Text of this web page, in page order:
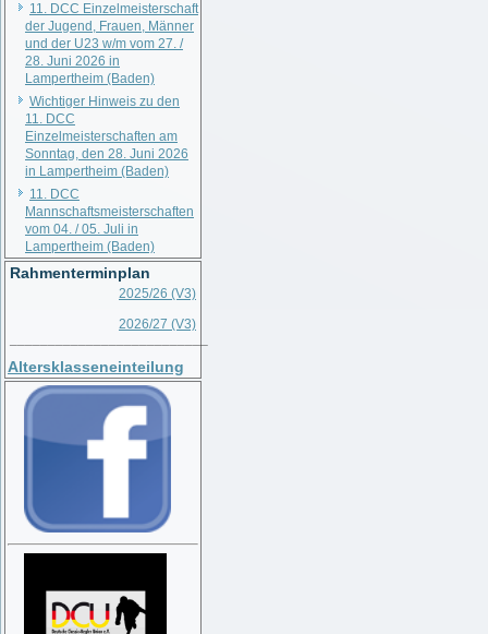
11. DCC Einzelmeisterschaft
der Jugend, Frauen, Männer
und der U23 w/m vom 27. /
28. Juni 2026 in
Lampertheim (Baden)
Wichtiger Hinweis zu den
11. DCC
Einzelmeisterschaften am
Sonntag, den 28. Juni 2026
in Lampertheim (Baden)
11. DCC
Mannschaftsmeisterschaften
vom 04. / 05. Juli in
Lampertheim (Baden)
Rahmenterminplan
2025/26 (V3)
2026/27 (V3)
Altersklasseneinteilung